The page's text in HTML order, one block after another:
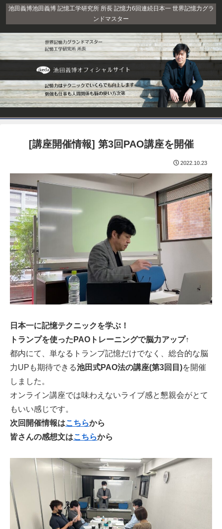
池田義博池田義博 記憶工学研究所 所長 記憶力6回連続日本一 世界記憶力グラ
ンドマスター
[講座開催情報] 第3回PAO講座を開催
2022.10.23
日本一に記憶テクニックを学ぶ！
トランプを使ったPAOトレーニングで脳力アップ↑
都内にて、単なるトランプ記憶だけでなく、総合的な脳
力UPも期待できる池田式PAO法の講座(第3回目)を開催
しました。
オンライン講座では味わえないライブ感と懇親会がとて
もいい感じです。
次回開催情報はこちらから
皆さんの感想文はこちらから